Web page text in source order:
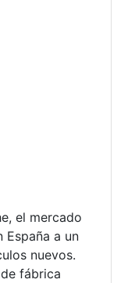
el mercado
España a un
nuevos.
fábrica